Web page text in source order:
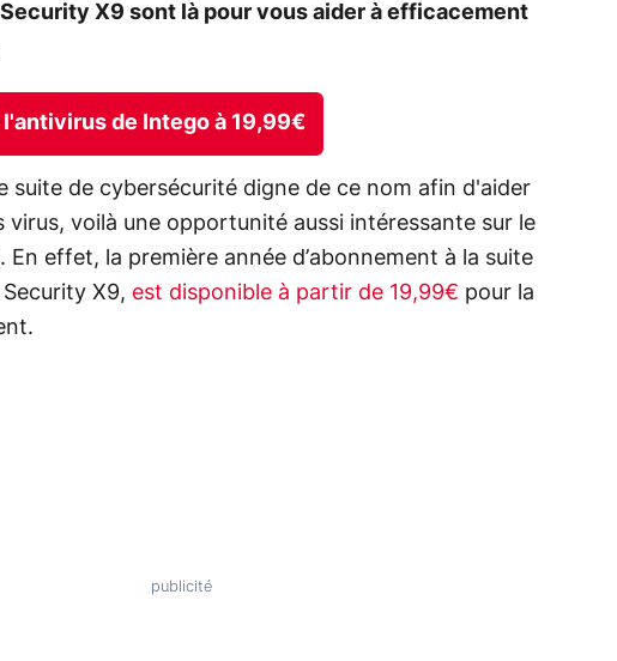
X9 sont là pour vous aider à efficacement
l'antivirus de Intego à 19,99€
suite de cybersécurité digne de ce nom afin d'aider
voilà une opportunité aussi intéressante sur le
effet, la première année d’abonnement à la suite
X9, est disponible à partir de 19,99€ pour la